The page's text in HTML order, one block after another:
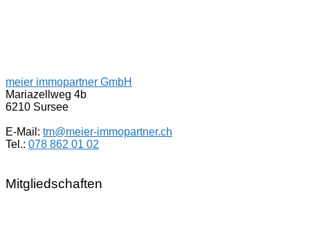
meier immopartner GmbH
Mariazellweg 4b
6210 Sursee
E-Mail: tm@meier-immopartner.ch
Tel.: 078 862 01 02
Mitgliedschaften